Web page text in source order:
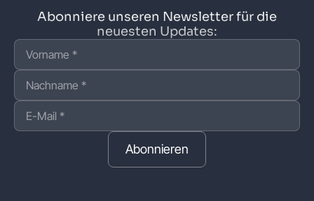
Abonniere unseren Newsletter für die
neuesten Updates:
Abonnieren